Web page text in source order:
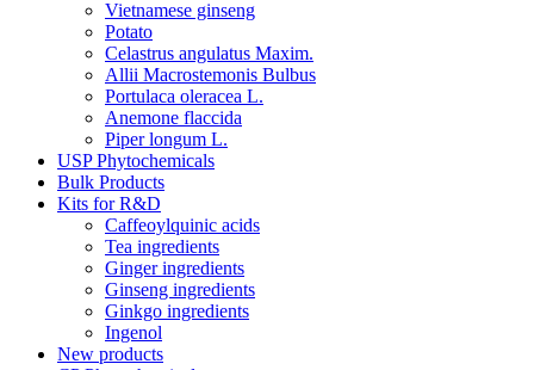
Vietnamese ginseng
Potato
Celastrus angulatus Maxim.
Allii Macrostemonis Bulbus
Portulaca oleracea L.
Anemone flaccida
Piper longum L.
USP Phytochemicals
Bulk Products
Kits for R&D
Caffeoylquinic acids
Tea ingredients
Ginger ingredients
Ginseng ingredients
Ginkgo ingredients
Ingenol
New products